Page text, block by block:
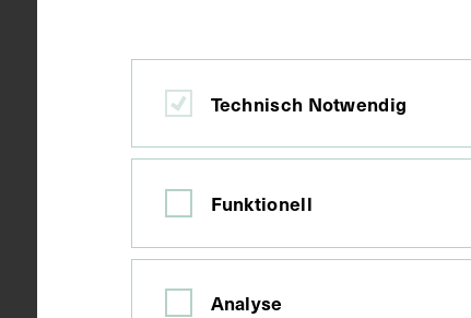
Wien
Material Papier
Technik Fotografie
Technisch Notwendig
Funktionell
Analyse